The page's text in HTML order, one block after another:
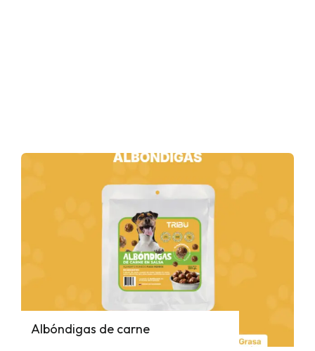
Albóndigas de carne